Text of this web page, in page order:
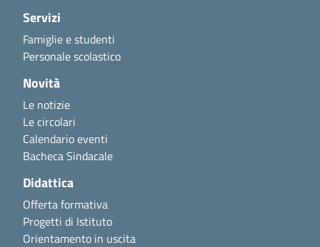
Servizi
Famiglie e studenti
Personale scolastico
Novità
Le notizie
Le circolari
Calendario eventi
Bacheca Sindacale
Didattica
Offerta formativa
Progetti di Istituto
Orientamento in uscita